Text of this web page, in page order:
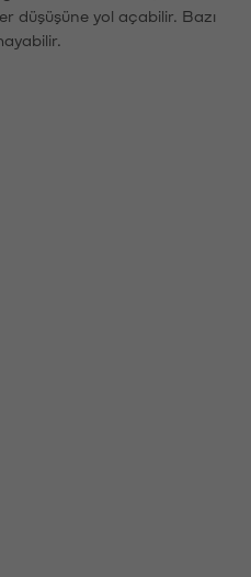
düşüşüne yol açabilir. Bazı